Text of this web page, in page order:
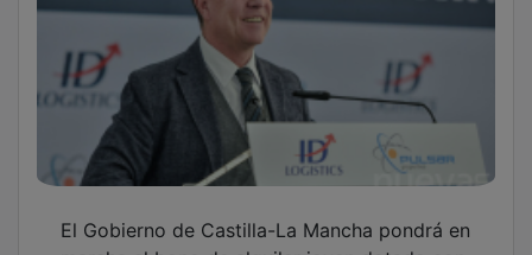
marcha el bono de alquiler joven dotado con